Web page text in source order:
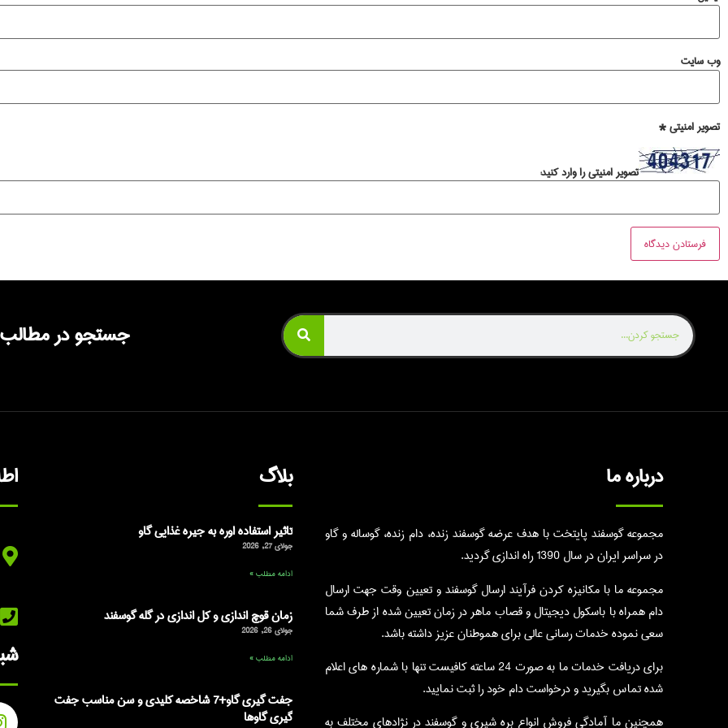
وب‌ سایت
تصویر امنیتی*
تصویر امنیتی را وارد کنید:
جستجو در
درباره ما
مجموعه گوسفند پایتخت با هدف عرضه گوسفند زنده، دام زنده، گوساله و گاو
در سراسر ایران در سال 1390 راه اندازی گردید.
مجموعه ما با مکانیزه کردن فرآیند ارسال گوسفند و تعیین وقت جهت ارسال
دام همراه با باسکول دیجیتال و قصاب ماهر در زمان تعیین شده از طرف شما
سعی نموده خدمات رسانی عالی برای هموطنان عزیز داشته باشد.
برای دریافت خدمات ما به صورت 24 ساعته کافیست تنها با شماره های اعلام
شده تماس بگیرید و درخواست دام خود را ثبت نمایید.
همچنین ما آمادگی فروش انواع بره شیری و گوسفند در نژادهای مختلف به
بلاگ
تاثیر استفاده اوره به جیره غذایی گاو
جولای 27, 2026
ادامه مطلب »
زمان قوچ اندازی و کل اندازی در گله گوسفند
جولای 26, 2026
ادامه مطلب »
جفت گیری گاو+7 شاخصه کلیدی و سن مناسب جفت
گیری گاوها